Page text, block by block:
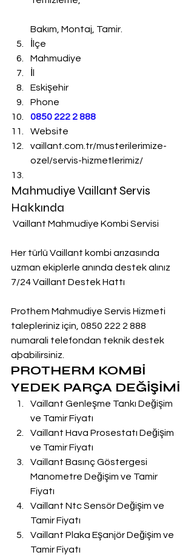
Bakım, Montaj, Tamir.
İlçe
Mahmudiye
Eskişehir
Phone
0850 222 2 888
Website
vaillant.com.tr/musterilerimize-
ozel/servis-hizmetlerimiz/
Mahmudiye Vaillant Servis
Hakkında
Vaillant Mahmudiye Kombi Servisi
Her türlü Vaillant kombi arızasında
uzman ekiplerle anında destek alınız
7/24 Vaillant Destek Hattı
Prothem Mahmudiye Servis Hizmeti
talepleriniz için, 0850 222 2 888
numarali telefondan teknik destek
aþabilirsiniz.
PROTHERM KOMBİ
YEDEK PARÇA DEĞİŞİMİ
Vaillant Genleşme Tankı Değişim
ve Tamir Fiyatı
Vaillant Hava Prosestatı Değişim
ve Tamir Fiyatı
Vaillant Basınç Göstergesi
Manometre Değişim ve Tamir
Fiyatı
Vaillant Ntc Sensör Değişim ve
Tamir Fiyatı
Vaillant Plaka Eşanjör Değişim ve
Tamir Fiyatı